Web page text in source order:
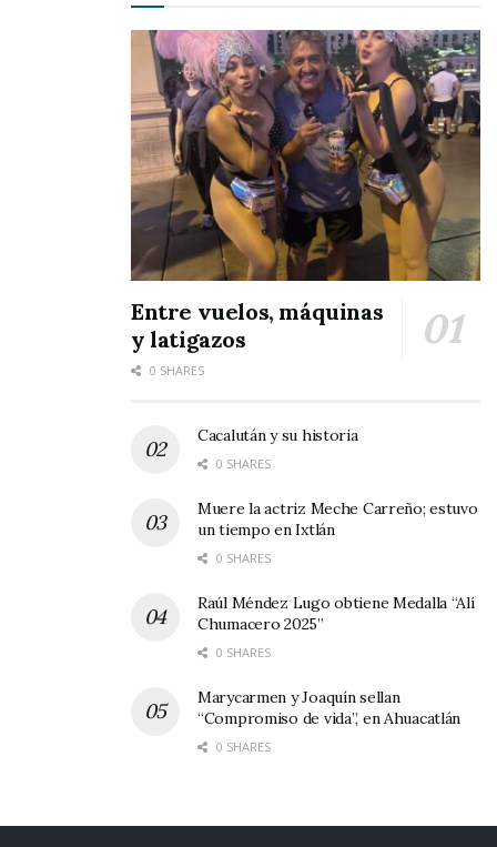
Entre vuelos, máquinas
y latigazos
0 SHARES
Cacalután y su historia
0 SHARES
Muere la actriz Meche Carreño; estuvo
un tiempo en Ixtlán
0 SHARES
Raúl Méndez Lugo obtiene Medalla “Alí
Chumacero 2025”
0 SHARES
Marycarmen y Joaquín sellan
“Compromiso de vida”, en Ahuacatlán
0 SHARES